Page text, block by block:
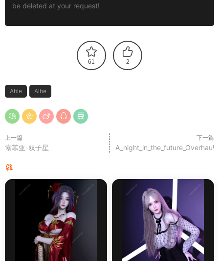
be deleted at your request!
61 2
Able Albe
上一篇
索菲亚-双子星
下一篇
A_night_in_the_future_Overhaul